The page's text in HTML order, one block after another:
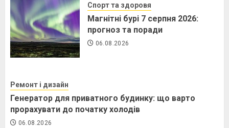
Спорт та здоровя
Магнітні бурі 7 серпня 2026:
прогноз та поради
06.08.2026
Ремонт і дизайн
Генератор для приватного будинку: що варто
прорахувати до початку холодів
06.08.2026